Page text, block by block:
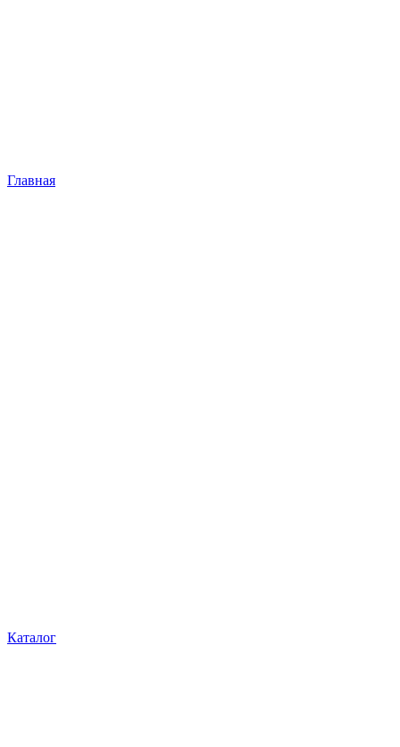
Главная
Каталог